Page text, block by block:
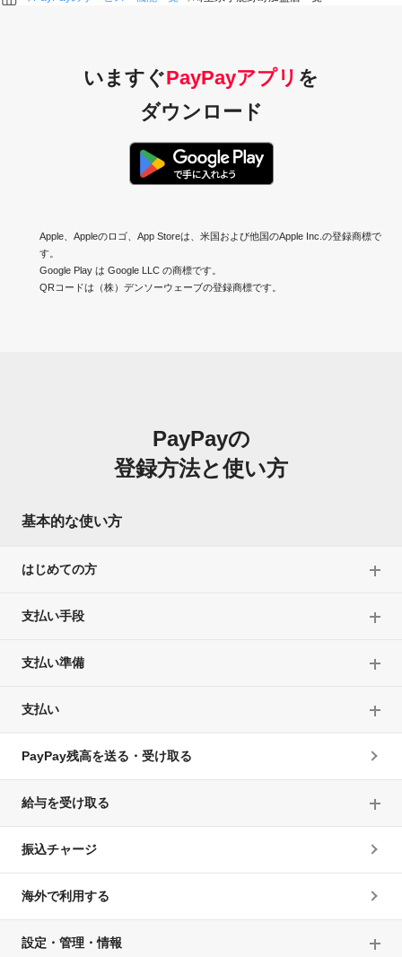
いますぐPayPayアプリ を
ダウンロード
Apple、Appleのロゴ、App Storeは、米国および他国のApple Inc.の登録商標で
す。
Google Play は Google LLC の商標です。
QRコードは（株）デンソーウェーブの登録商標です。
PayPayの
登録方法と使い方
基本的な使い方
はじめての方
支払い手段
支払い準備
支払い
PayPay残高を送る・受け取る
給与を受け取る
振込チャージ
海外で利用する
設定・管理・情報